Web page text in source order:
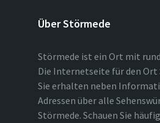
Über Störmede
Störmede ist ein Ort mit
Die Internetseite für den Ort
Sie erhalten neben
Adressen über alle
Störmede. Schauen Sie